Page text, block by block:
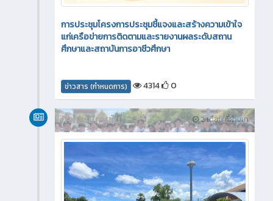
การประชุมโครงการประชุมชี้แจงและสร้างความเข้าใจ
แก่เครือข่ายการติดตามและรายงานผลระดับสถาน
ศึกษาและสถาบันการอาชีวศึกษา
ข่าวสาร (กำหนดการ) 4314 0
2 เดือน ที่ผ่านมา
กิจกรรมภายใน